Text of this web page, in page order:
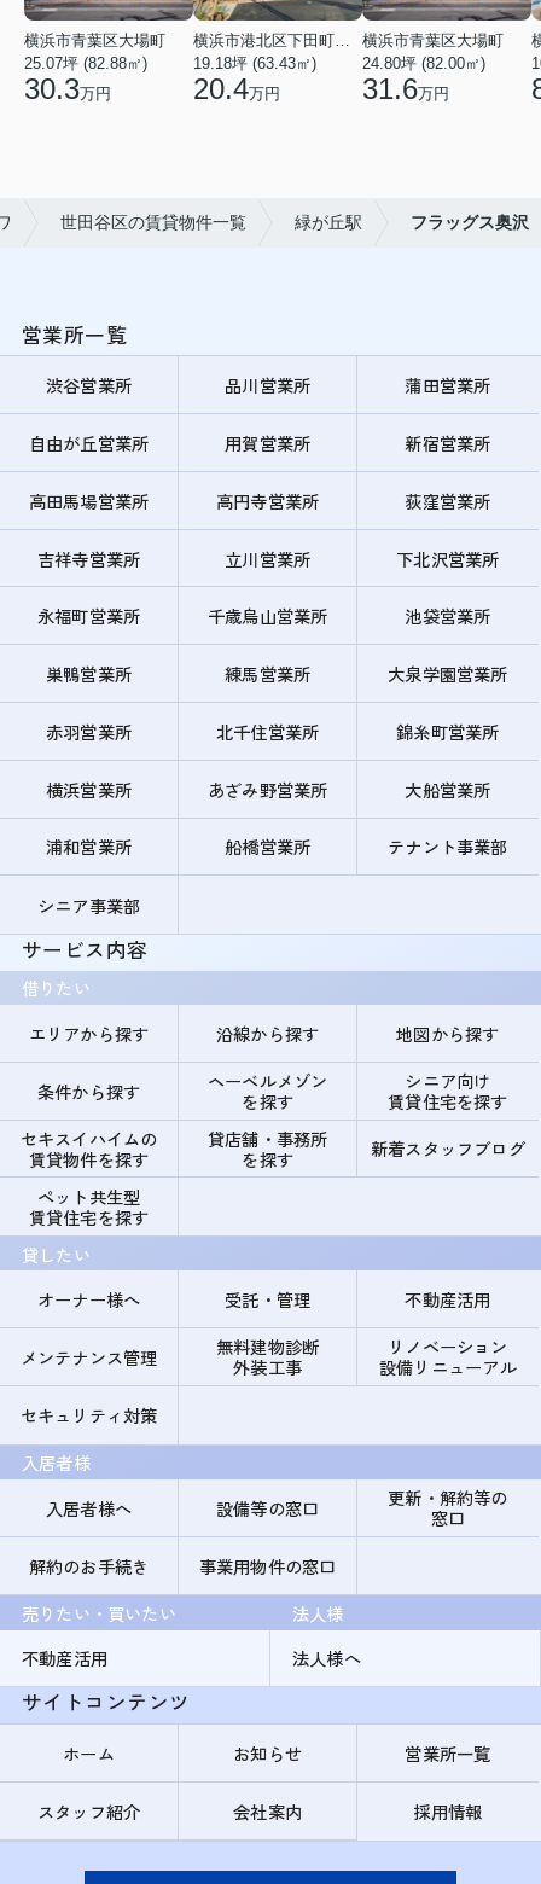
横浜市青葉区大場町
25.07坪 (82.88㎡)
30.3万円
19.18坪 (63.43㎡)
20.4万円
横浜市青葉区大場町
24.80坪 (82.00㎡)
31.6万円
世田谷区の賃貸物件一覧 緑が丘駅 フラッグス奥沢
営業所一覧
渋谷営業所 品川営業所 蒲田営業所
自由が丘営業所 用賀営業所 新宿営業所
高田馬場営業所 高円寺営業所 荻窪営業所
吉祥寺営業所 立川営業所 下北沢営業所
永福町営業所 千歳烏山営業所 池袋営業所
巣鴨営業所 練馬営業所 大泉学園営業所
赤羽営業所 北千住営業所 錦糸町営業所
横浜営業所 あざみ野営業所 大船営業所
浦和営業所 船橋営業所 テナント事業部
シニア事業部
サービス内容
借りたい
エリアから探す
沿線から探す 地図から探す
条件から探す
ヘーベルメゾン
を探す
シニア向け
賃貸住宅を探す
セキスイハイムの
賃貸物件を探す
貸店舗・事務所
を探す
新着スタッフブログ
ペット共生型
賃貸住宅を探す
貸したい
オーナー様へ
受託・管理 不動産活用
メンテナンス管理
無料建物診断
外装工事
リノベーション
設備リニューアル
セキュリティ対策
入居者様
入居者様へ
設備等の窓口
更新・解約等の
窓口
解約のお手続き
事業用物件の窓口
売りたい・買いたい
不動産活用
法人様
法人様へ
サイトコンテンツ
ホーム お知らせ 営業所一覧
スタッフ紹介 会社案内 採用情報